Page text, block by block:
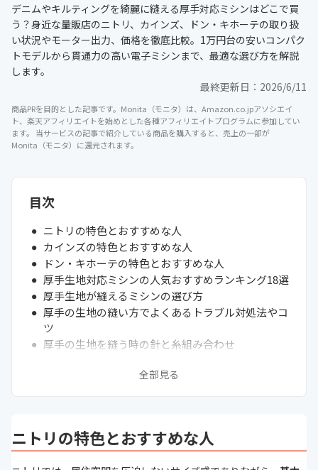
デニムやキルティングを綺麗に縫える厚手対応ミシンはどこで買
う？身近な量販店のニトリ、カインズ、ドン・キホーテの取り扱
い状況やモーター出力、価格を徹底比較。1万円台の安いコンパク
トモデルから貫通力の高い電子ミシンまで、最適な選び方を解説
します。
最終更新日： 2026/6/11
商品PRを目的とした記事です。Monita（モニタ）は、Amazon.co.jpアソシエイ
ト、楽天アフィリエイトを始めとした各種アフィリエイトプログラムに参加してい
ます。 当サービスの記事で紹介している商品を購入すると、売上の一部が
Monita（モニタ）に還元されます。
目次
ニトリの特色とおすすめな人
カインズの特色とおすすめな人
ドン・キホーテの特色とおすすめな人
厚手生地対応ミシンの人気おすすめランキング18選
厚手生地が縫えるミシンの選び方
厚手の生地の縫い方でよくあるトラブル対処法やコ
ツ
厚手の生地を縫う時の針と糸組み合わせ
全部見る
ニトリの特色とおすすめな人